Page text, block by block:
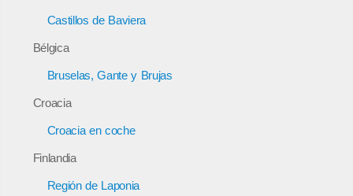
Castillos de Baviera
Bélgica
Bruselas, Gante y Brujas
Croacia
Croacia en coche
Finlandia
Región de Laponia